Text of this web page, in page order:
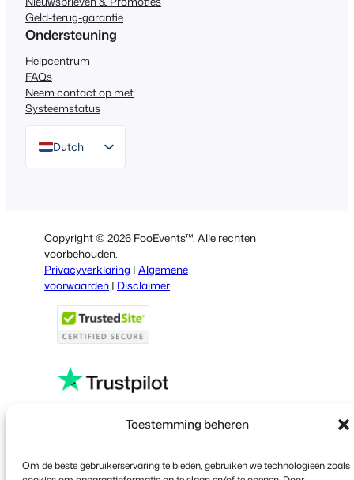
Toestemming beheren
Om de beste gebruikerservaring te bieden, gebruiken we technologieën zoals
Geld-terug-garantie
Ondersteuning
Helpcentrum
FAQs
Neem contact op met
Systeemstatus
Dutch
Italian
Portuguese
French
Polish
Copyright © 2026 FooEvents™. Alle rechten
voorbehouden.
Privacyverklaring | Algemene
voorwaarden | Disclaimer